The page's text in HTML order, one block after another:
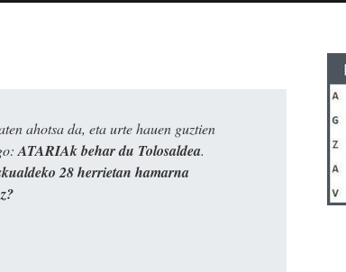
ahotsa da, eta urte hauen guztien
ATARIAk behar du Tolosaldea.
28 herrietan hamarna